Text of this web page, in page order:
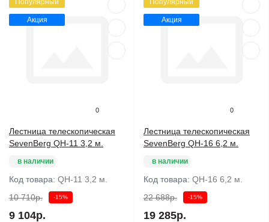
Популярный
Акция
0
Лестница телескопическая
SevenBerg QH-11 3,2 м.
в наличии
Код товара: QH-11 3,2 м.
10 710р.
-15%
9 104р.
Популярный
Акция
0
Лестница телескопическая
SevenBerg QH-16 6,2 м.
в наличии
Код товара: QH-16 6,2 м.
22 688р.
-15%
19 285р.